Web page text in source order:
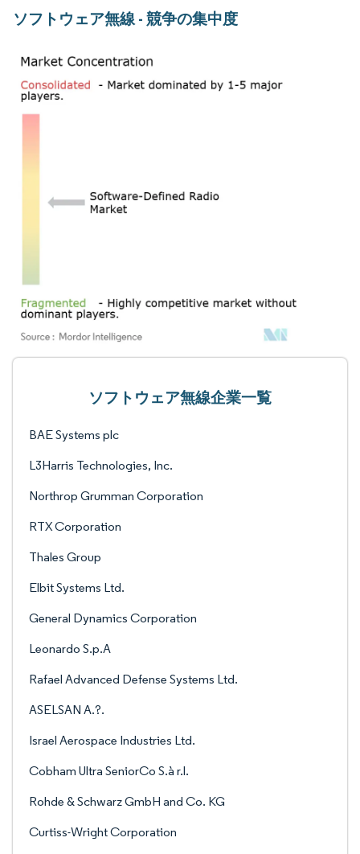
ソフトウェア無線 - 競争の集中度
ソフトウェア無線企業一覧
BAE Systems plc
L3Harris Technologies, Inc.
Northrop Grumman Corporation
RTX Corporation
Thales Group
Elbit Systems Ltd.
General Dynamics Corporation
Leonardo S.p.A
Rafael Advanced Defense Systems Ltd.
ASELSAN A.?.
Israel Aerospace Industries Ltd.
Cobham Ultra SeniorCo S.à r.l.
Rohde & Schwarz GmbH and Co. KG
Curtiss-Wright Corporation